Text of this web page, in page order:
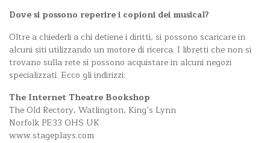
Dove si possono reperire i copioni dei musical?
Oltre a chiederli a chi detiene i diritti, si possono scaricare in
alcuni siti utilizzando un motore di ricerca. I libretti che non si
trovano sulla rete si possono acquistare in alcuni negozi
specializzati. Ecco gli indirizzi:
The Internet Theatre Bookshop
The Old Rectory, Watlington, King’s Lynn
Norfolk PE33 OHS UK
www.stageplays.com